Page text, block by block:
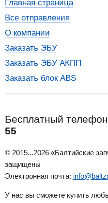
Главная страница
Все отправления
О компании
Заказать ЭБУ
Заказать ЭБУ АКПП
Заказать блок ABS
Бесплатный
55
© 2015...2026 «Балтийские
защищены
Электронная почта:
У нас вы сможете купить